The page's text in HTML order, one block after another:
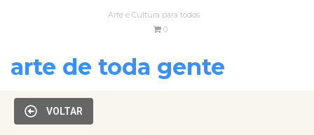
Arte e Cultura para todos
0
arte de toda gente
VOLTAR